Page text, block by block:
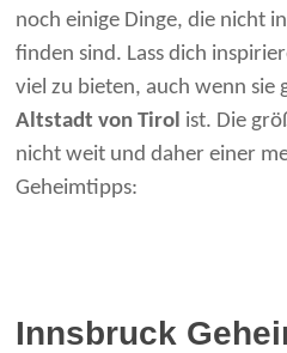
noch einige Dinge, die nicht
finden sind. Lass dich
viel zu bieten, auch wenn sie
Altstadt von Tirol ist. Die
nicht weit und daher einer
Geheimtipps:
Innsbruck